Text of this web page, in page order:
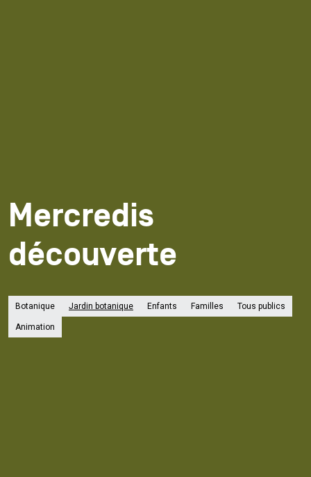
Mercredis
découverte
Botanique Jardin botanique Enfants Familles Tous publics
Animation